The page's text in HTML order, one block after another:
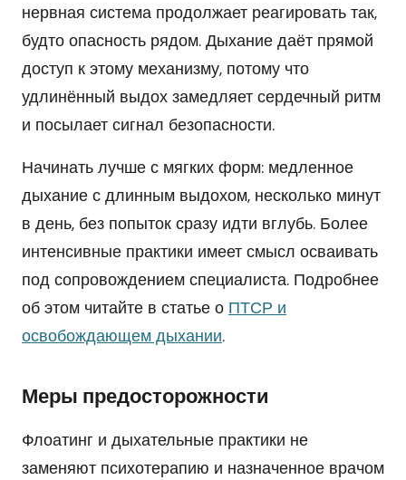
нервная система продолжает реагировать так,
будто опасность рядом. Дыхание даёт прямой
доступ к этому механизму, потому что
удлинённый выдох замедляет сердечный ритм
и посылает сигнал безопасности.
Начинать лучше с мягких форм: медленное
дыхание с длинным выдохом, несколько минут
в день, без попыток сразу идти вглубь. Более
интенсивные практики имеет смысл осваивать
под сопровождением специалиста. Подробнее
об этом читайте в статье о ПТСР и
освобождающем дыхании.
Меры предосторожности
Флоатинг и дыхательные практики не
заменяют психотерапию и назначенное врачом